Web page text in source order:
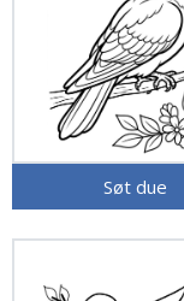
Søt due